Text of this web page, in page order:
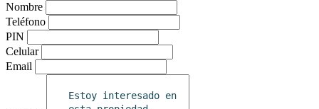
Nombre
Teléfono
PIN
Celular
Email